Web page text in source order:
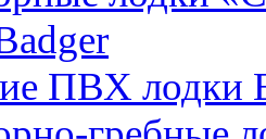
ПВХ лодки